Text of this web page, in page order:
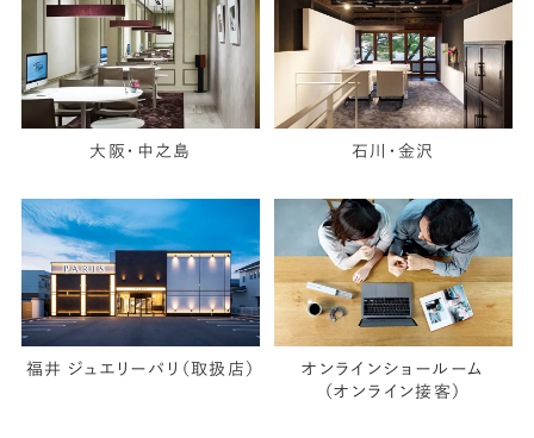
大阪・中之島 石川・金沢
福井 ジュエリーパリ（取扱店）
オンラインショールーム
（オンライン接客）